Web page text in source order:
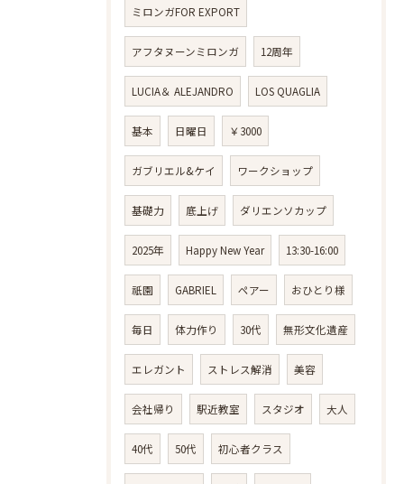
ミロンガFOR EXPORT
アフタヌーンミロンガ 12周年
LUCIA＆ ALEJANDRO LOS QUAGLIA
基本 日曜日 ￥3000
ガブリエル&ケイ ワークショップ
基礎力 底上げ ダリエンソカップ
2025年 Happy New Year 13:30-16:00
祇園 GABRIEL ペアー おひとり様
毎日 体力作り 30代 無形文化遺産
エレガント ストレス解消 美容
会社帰り 駅近教室 スタジオ 大人
40代 50代 初心者クラス